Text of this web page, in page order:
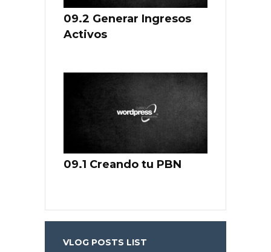
09.2 Generar Ingresos
Activos
09.1 Creando tu PBN
VLOG POSTS LIST